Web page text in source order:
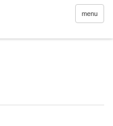
menu